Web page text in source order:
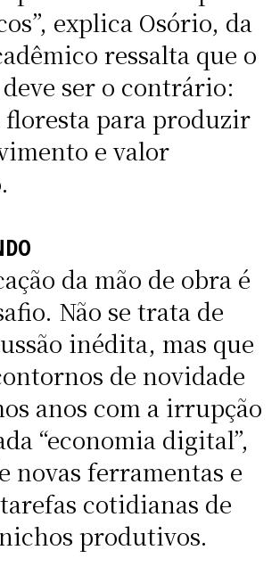
explica Osório, da
ressalta que o
ser o contrário:
para produzir
e valor
da mão de obra é
Não se trata de
inédita, mas que
de novidade
anos com a irrupção
“economia digital”,
novas ferramentas e
cotidianas de
produtivos.